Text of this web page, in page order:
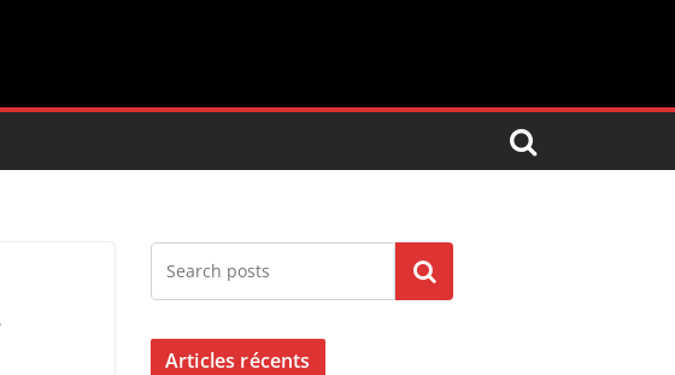
Search
Articles récents